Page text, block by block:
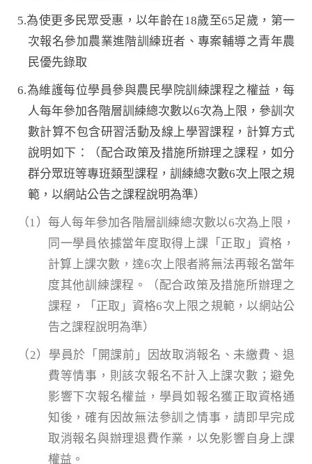
5.為使更多民眾受惠，以年齡在18歲至65足歲，第一
次報名參加農業進階訓練班者、專案輔導之青年農
民優先錄取
6.為維護每位學員參與農民學院訓練課程之權益，每
人每年參加各階層訓練總次數以6次為上限，參訓次
數計算不包含研習活動及線上學習課程，計算方式
說明如下：（配合政策及措施所辦理之課程，如分
群分眾班等專班類型課程，訓練總次數6次上限之規
範，以網站公告之課程說明為準）
（1）每人每年參加各階層訓練總次數以6次為上限，
同一學員依據當年度取得上課「正取」資格，
計算上課次數，達6次上限者將無法再報名當年
度其他訓練課程。（配合政策及措施所辦理之
課程，「正取」資格6次上限之規範，以網站公
告之課程說明為準）
（2）學員於「開課前」因故取消報名、未繳費、退
費等情事，則該次報名不計入上課次數；避免
影響下次報名權益，學員如報名獲正取資格通
知後，確有因故無法參訓之情事，請即早完成
取消報名與辦理退費作業，以免影響自身上課
權益。